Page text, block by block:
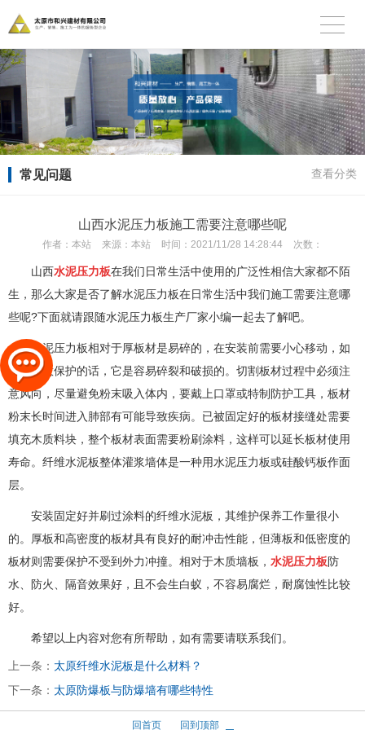
常见问题 查看分类
山西水泥压力板施工需要注意哪些呢
作者： 本站 来源： 本站 时间： 2021/11/28 14:28:44 次数：
山西水泥压力板在我们日常生活中使用的广泛性相信大家都不陌
生，那么大家是否了解水泥压力板在日常生活中我们施工需要注意哪
些呢?下面就请跟随水泥压力板生产厂家小编一起去了解吧。
水泥压力板相对于厚板材是易碎的，在安装前需要小心移动，如
果不注意保护的话，它是容易碎裂和破损的。切割板材过程中必须注
意风向，尽量避免粉末吸入体内，要戴上口罩或特制防护工具，板材
粉末长时间进入肺部有可能导致疾病。已被固定好的板材接缝处需要
填充木质料块，整个板材表面需要粉刷涂料，这样可以延长板材使用
寿命。纤维水泥板整体灌浆墙体是一种用水泥压力板或硅酸钙板作面
层。
安装固定好并刷过涂料的纤维水泥板，其维护保养工作量很小
的。厚板和高密度的板材具有良好的耐冲击性能，但薄板和低密度的
板材则需要保护不受到外力冲撞。相对于木质墙板， 水泥压力板防
水、防火、隔音效果好，且不会生白蚁，不容易腐烂，耐腐蚀性比较
好。
希望以上内容对您有所帮助，如有需要请联系我们。
上一条： 太原纤维水泥板是什么材料？
下一条： 太原防爆板与防爆墙有哪些特性
回首页 回到顶部